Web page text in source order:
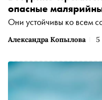
Александра Копылова 5
опасные
Они устойчивы ко всем